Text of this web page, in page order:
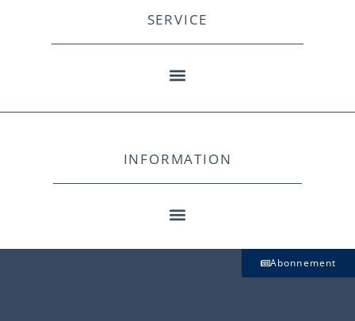
SERVICE
INFORMATION
Abonnement